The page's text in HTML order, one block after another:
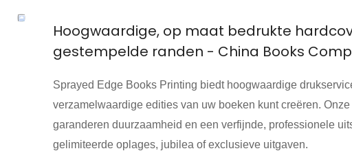
Hoogwaardige, op maat bedrukte
gestempelde randen - China Books
Sprayed Edge Books Printing biedt hoogwaardige
verzamelwaardige edities van uw boeken kunt creëren.
garanderen duurzaamheid en een verfijnde, professionele
gelimiteerde oplages, jubilea of ​​exclusieve uitgaven.